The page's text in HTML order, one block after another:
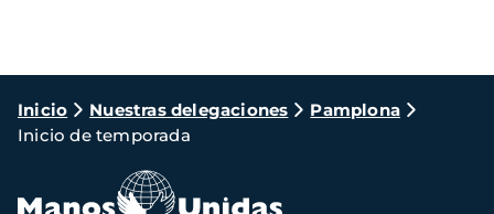
Ruta
de
navegación
Inicio Nuestras delegaciones
Pamplona
Inicio de temporada